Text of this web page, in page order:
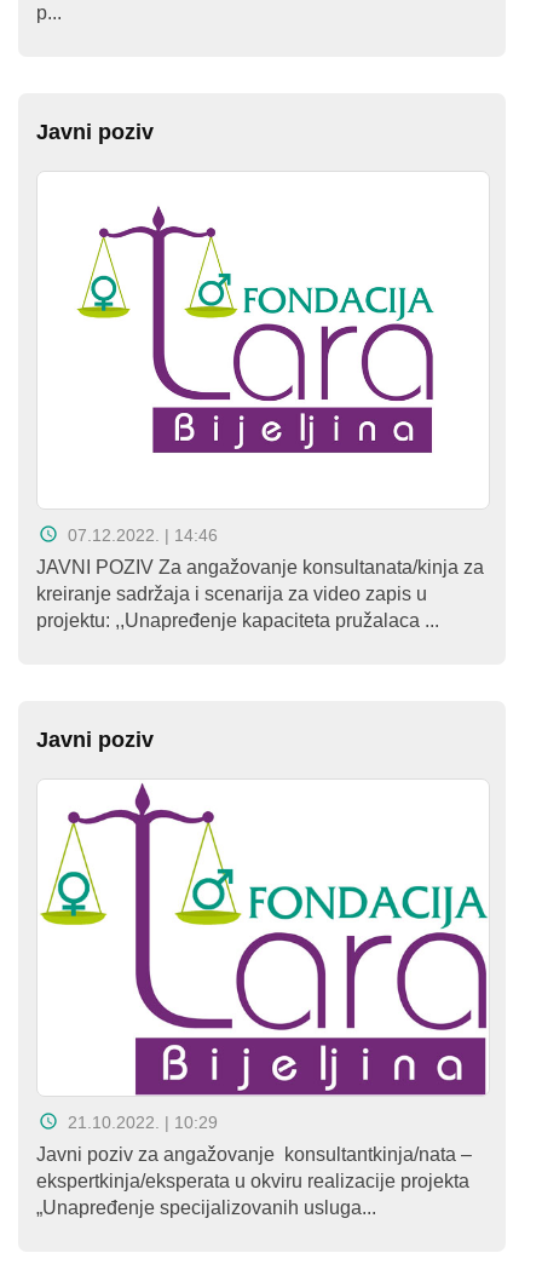
p...
Javni poziv
07.12.2022. | 14:46
JAVNI POZIV Za angažovanje konsultanata/kinja za
kreiranje sadržaja i scenarija za video zapis u
projektu: ,,Unapređenje kapaciteta pružalaca ...
Javni poziv
21.10.2022. | 10:29
Javni poziv za angažovanje konsultantkinja/nata –
ekspertkinja/eksperata u okviru realizacije projekta
„Unapređenje specijalizovanih usluga...